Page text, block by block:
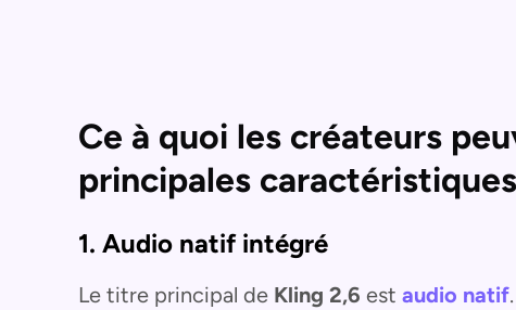
Ce à quoi les créateurs
principales
1. Audio natif intégré
Le titre principal de Kling 2,6 est audio natif